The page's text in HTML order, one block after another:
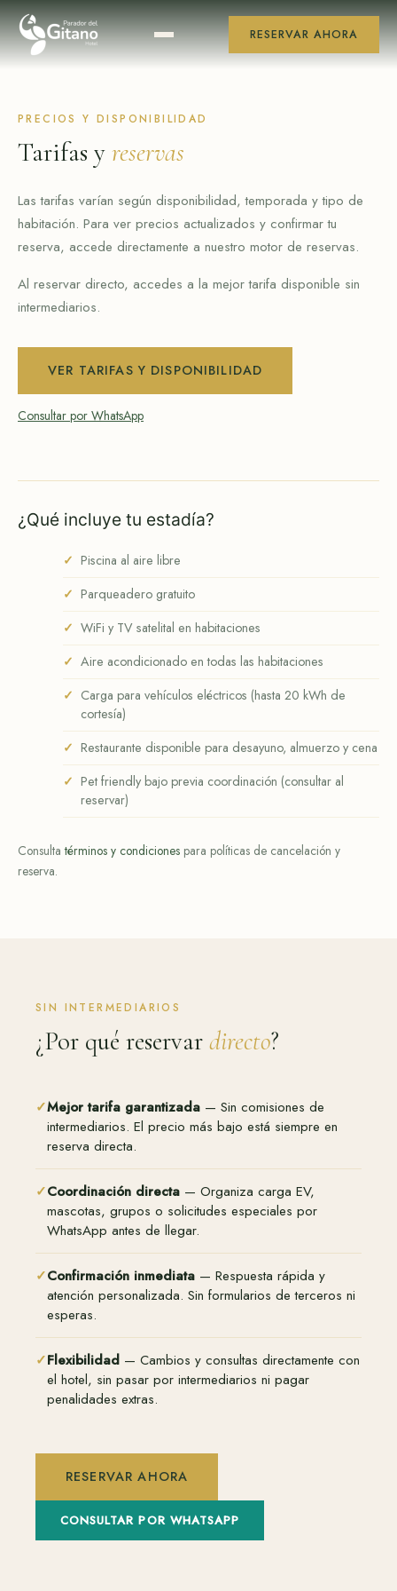
Saltar
al
contenido
RESERVAR AHORA
PRECIOS Y DISPONIBILIDAD
Tarifas y reservas
Las tarifas varían según disponibilidad, temporada y tipo de
habitación. Para ver precios actualizados y confirmar tu
reserva, accede directamente a nuestro motor de reservas.
Al reservar directo, accedes a la mejor tarifa disponible sin
intermediarios.
VER TARIFAS Y DISPONIBILIDAD
Consultar por WhatsApp
¿Qué incluye tu estadía?
Piscina al aire libre
Parqueadero gratuito
WiFi y TV satelital en habitaciones
Aire acondicionado en todas las habitaciones
Carga para vehículos eléctricos (hasta 20 kWh de
cortesía)
Restaurante disponible para desayuno, almuerzo y cena
Pet friendly bajo previa coordinación (consultar al
reservar)
Consultatérminos y condiciones para políticas de cancelación y
reserva.
SIN INTERMEDIARIOS
¿Por qué reservar directo?
✓Mejor tarifa garantizada — Sin comisiones de
intermediarios. El precio más bajo está siempre en
reserva directa.
✓Coordinación directa — Organiza carga EV,
mascotas, grupos o solicitudes especiales por
WhatsApp antes de llegar.
✓Confirmación inmediata — Respuesta rápida y
atención personalizada. Sin formularios de terceros ni
esperas.
✓Flexibilidad — Cambios y consultas directamente con
el hotel, sin pasar por intermediarios ni pagar
penalidades extras.
RESERVAR AHORA
CONSULTAR POR WHATSAPP